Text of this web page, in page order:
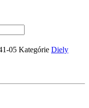
05 Kategórie Diely